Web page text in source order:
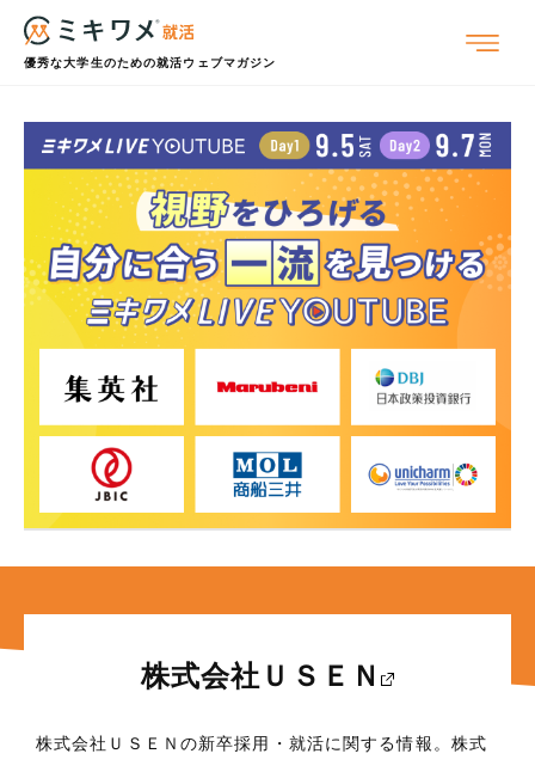
優秀な大学生のための就活ウェブマガジン
株式会社ＵＳＥＮ
株式会社ＵＳＥＮの新卒採用・就活に関する情報。株式